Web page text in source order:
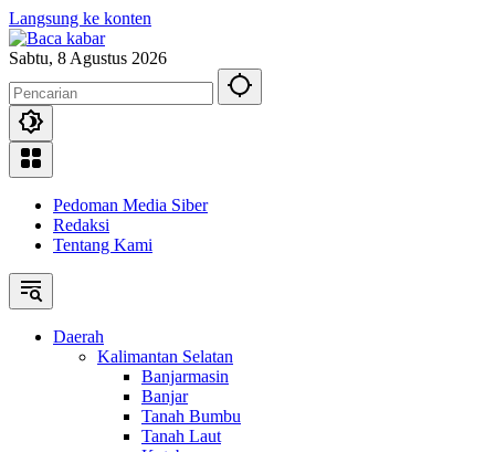
Langsung ke konten
Sabtu, 8 Agustus 2026
Pedoman Media Siber
Redaksi
Tentang Kami
Daerah
Kalimantan Selatan
Banjarmasin
Banjar
Tanah Bumbu
Tanah Laut